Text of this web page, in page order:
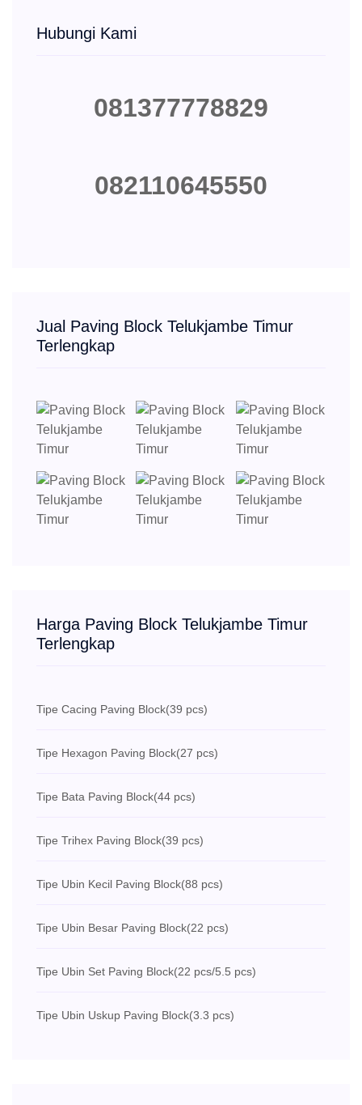
Hubungi Kami
081377778829
082110645550
Jual Paving Block Telukjambe Timur
Terlengkap
Harga Paving Block Telukjambe Timur
Terlengkap
Tipe Cacing Paving Block(39 pcs)
Tipe Hexagon Paving Block(27 pcs)
Tipe Bata Paving Block(44 pcs)
Tipe Trihex Paving Block(39 pcs)
Tipe Ubin Kecil Paving Block(88 pcs)
Tipe Ubin Besar Paving Block(22 pcs)
Tipe Ubin Set Paving Block(22 pcs/5.5 pcs)
Tipe Ubin Uskup Paving Block(3.3 pcs)